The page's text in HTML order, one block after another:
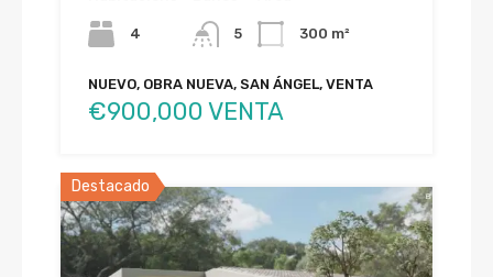
4 5 300 m²
NUEVO, OBRA NUEVA, SAN ÁNGEL, VENTA
€900,000 VENTA
Destacado